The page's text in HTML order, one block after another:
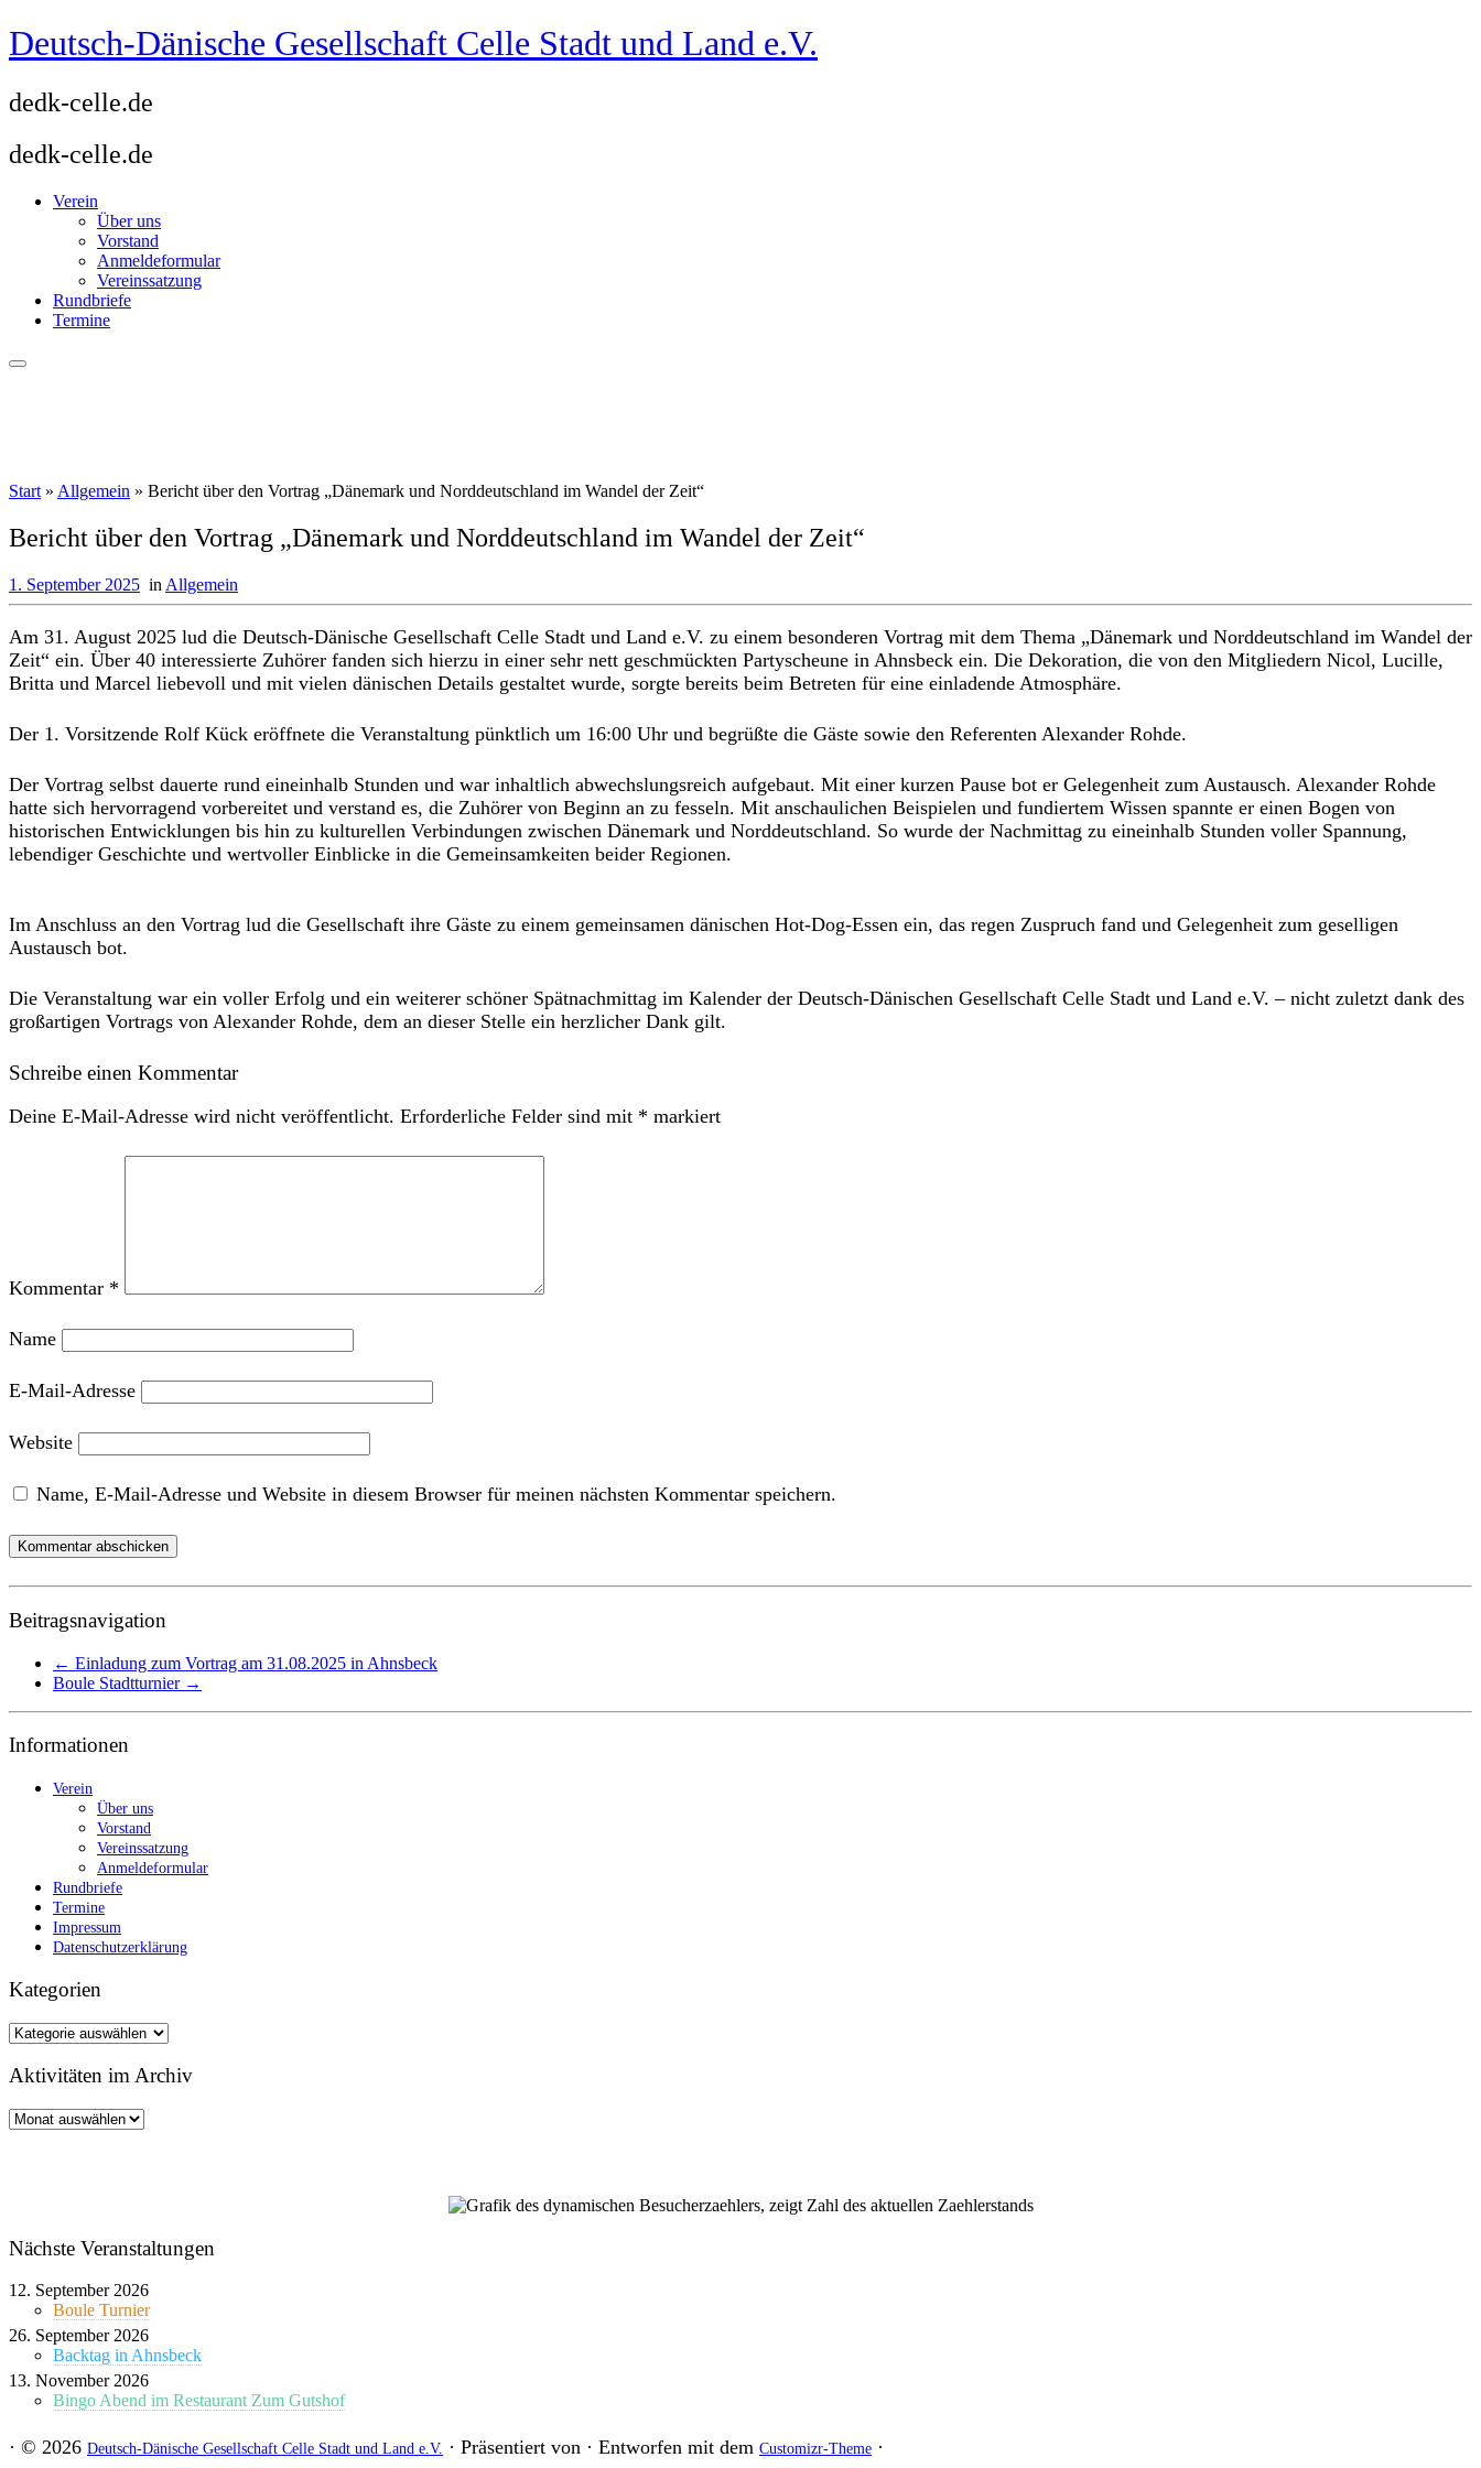
Zum
Inhalt
Deutsch-Dänische Gesellschaft Celle Stadt und Land e.V.
dedk-celle.de
dedk-celle.de
Verein
Über uns
Vorstand
Anmeldeformular
Vereinssatzung
Rundbriefe
Termine
Start » Allgemein » Bericht über den Vortrag „Dänemark und Norddeutschland im Wandel der Zeit“
Bericht über den Vortrag „Dänemark und Norddeutschland im Wandel der Zeit“
1. September 2025 in Allgemein
Am 31. August 2025 lud die Deutsch-Dänische Gesellschaft Celle Stadt und Land e.V. zu einem besonderen Vortrag mit dem Thema „Dänemark und Norddeutschland im Wandel der
Zeit“ ein. Über 40 interessierte Zuhörer fanden sich hierzu in einer sehr nett geschmückten Partyscheune in Ahnsbeck ein. Die Dekoration, die von den Mitgliedern Nicol, Lucille,
Britta und Marcel liebevoll und mit vielen dänischen Details gestaltet wurde, sorgte bereits beim Betreten für eine einladende Atmosphäre.
Der 1. Vorsitzende Rolf Kück eröffnete die Veranstaltung pünktlich um 16:00 Uhr und begrüßte die Gäste sowie den Referenten Alexander Rohde.
Der Vortrag selbst dauerte rund eineinhalb Stunden und war inhaltlich abwechslungsreich aufgebaut. Mit einer kurzen Pause bot er Gelegenheit zum Austausch. Alexander Rohde
hatte sich hervorragend vorbereitet und verstand es, die Zuhörer von Beginn an zu fesseln. Mit anschaulichen Beispielen und fundiertem Wissen spannte er einen Bogen von
historischen Entwicklungen bis hin zu kulturellen Verbindungen zwischen Dänemark und Norddeutschland. So wurde der Nachmittag zu eineinhalb Stunden voller Spannung,
lebendiger Geschichte und wertvoller Einblicke in die Gemeinsamkeiten beider Regionen.
Im Anschluss an den Vortrag lud die Gesellschaft ihre Gäste zu einem gemeinsamen dänischen Hot-Dog-Essen ein, das regen Zuspruch fand und Gelegenheit zum geselligen
Austausch bot.
Die Veranstaltung war ein voller Erfolg und ein weiterer schöner Spätnachmittag im Kalender der Deutsch-Dänischen Gesellschaft Celle Stadt und Land e.V. – nicht zuletzt dank des
großartigen Vortrags von Alexander Rohde, dem an dieser Stelle ein herzlicher Dank gilt.
Schreibe einen Kommentar
Deine E-Mail-Adresse wird nicht veröffentlicht. Erforderliche Felder sind mit * markiert
Kommentar *
Name
E-Mail-Adresse
Website
Name, E-Mail-Adresse und Website in diesem Browser für meinen nächsten Kommentar speichern.
Beitragsnavigation
← Einladung zum Vortrag am 31.08.2025 in Ahnsbeck
Boule Stadtturnier →
Informationen
Verein
Über uns
Vorstand
Vereinssatzung
Anmeldeformular
Rundbriefe
Termine
Impressum
Datenschutzerklärung
Kategorien
Kategorien
Aktivitäten im Archiv
Aktivitäten
Nächste Veranstaltungen
12. September 2026
Boule Turnier
26. September 2026
Backtag in Ahnsbeck
13. November 2026
Bingo Abend im Restaurant Zum Gutshof
· © 2026 Deutsch-Dänische Gesellschaft Celle Stadt und Land e.V. · Präsentiert von · Entworfen mit dem Customizr-Theme ·